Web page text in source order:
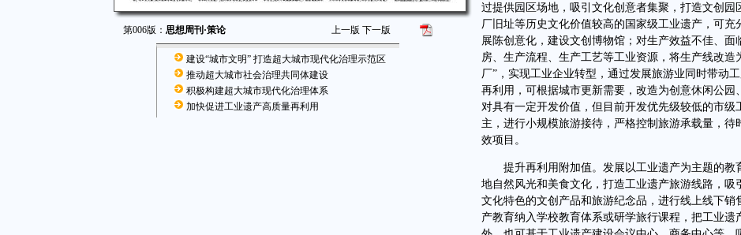
第006版： 思想周刊·策论 上一版 下一版
建设“城市文明” 打造超大城市现代化治理示范区
推动超大城市社会治理共同体建设
积极构建超大城市现代化治理体系
加快促进工业遗产高质量再利用
过提供园区场地，吸引文化创意者集聚，打造文创
厂旧址等历史文化价值较高的国家级工业遗产，可
展陈创意化，建设文创博物馆；对生产效益不佳、
房、生产流程、生产工艺等工业资源，将生产线改
厂”，实现工业企业转型，通过发展旅游业同时带动
再利用，可根据城市更新需要，改造为创意休闲公
对具有一定开发价值，但目前开发优先级较低的市
主，进行小规模旅游接待，严格控制旅游承载量，
效项目。
提升再利用附加值。发展以工业遗产为主题的教
地自然风光和美食文化，打造工业遗产旅游线路，
文化特色的文创产品和旅游纪念品，进行线上线下
产教育纳入学校教育体系或研学旅行课程，把工业